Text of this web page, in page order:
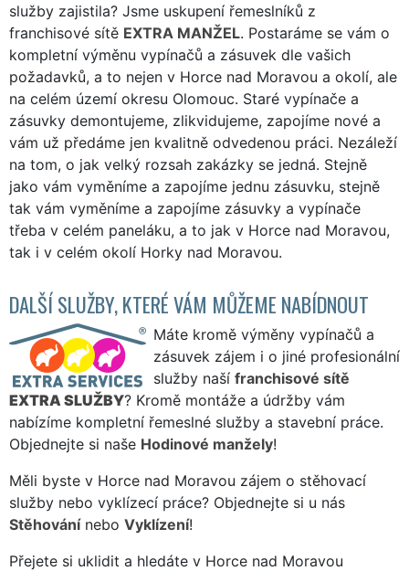
služby zajistila? Jsme uskupení řemeslníků z
franchisové sítě EXTRA MANŽEL. Postaráme se vám o
kompletní výměnu vypínačů a zásuvek dle vašich
požadavků, a to nejen v Horce nad Moravou a okolí, ale
na celém území okresu Olomouc. Staré vypínače a
zásuvky demontujeme, zlikvidujeme, zapojíme nové a
vám už předáme jen kvalitně odvedenou práci. Nezáleží
na tom, o jak velký rozsah zakázky se jedná. Stejně
jako vám vyměníme a zapojíme jednu zásuvku, stejně
tak vám vyměníme a zapojíme zásuvky a vypínače
třeba v celém paneláku, a to jak v Horce nad Moravou,
tak i v celém okolí Horky nad Moravou.
DALŠÍ SLUŽBY, KTERÉ VÁM MŮŽEME NABÍDNOUT
Máte kromě výměny vypínačů a
zásuvek zájem i o jiné profesionální
služby naší franchisové sítě
EXTRA SLUŽBY? Kromě montáže a údržby vám
nabízíme kompletní řemeslné služby a stavební práce.
Objednejte si naše Hodinové manžely!
Měli byste v Horce nad Moravou zájem o stěhovací
služby nebo vyklízecí práce? Objednejte si u nás
Stěhovánínebo Vyklízení!
Přejete si uklidit a hledáte v Horce nad Moravou